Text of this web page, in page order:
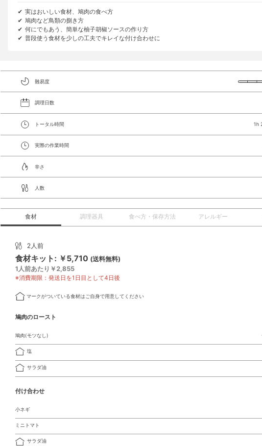
実はおいしい食材、鳩肉の食べ方
鳩肉など鳥類の捌き方
何にでもあう、簡単な柚子胡椒ソースの作り方
普段使う食材を少しの工夫でキレイな付け合わせに
難易度
調理日数
トータル時間 1h
実際の作業時間
辛さ
人数
食材 調理器具 食べ方・保存方法 アレルギー
2人前
食材キット: ￥5,710 (送料無料)
1人前あたり￥2,855
※消費期限：発送日を1日目として4日後
マークがついている食材はご自身で用意してください
鳩肉のロースト
鳩肉(モツなし)
塩
サラダ油
付け合わせ
小ネギ
ミニトマト
サラダ油